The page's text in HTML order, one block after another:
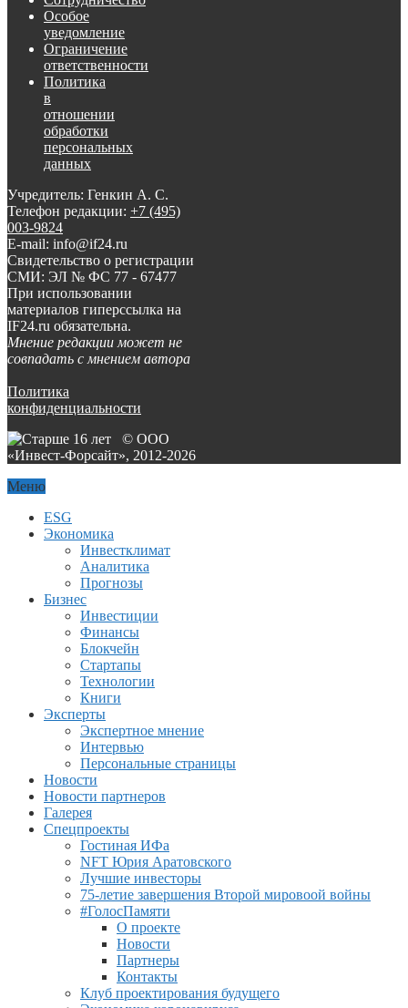
Особое
уведомление
Ограничение
ответственности
Политика
в
отношении
обработки
персональных
данных
Учредитель: Генкин А. С.
Телефон редакции: +7 (495)
003-9824
E-mail: info@if24.ru
Свидетельство о регистрации
СМИ: ЭЛ № ФС 77 - 67477
При использовании
материалов гиперссылка на
IF24.ru обязательна.
Мнение редакции может не
совпадать с мнением автора
Политика
конфиденциальности
© ООО
«Инвест-Форсайт», 2012-2026
Меню
ESG
Экономика
Инвестклимат
Аналитика
Прогнозы
Бизнес
Инвестиции
Финансы
Блокчейн
Стартапы
Технологии
Книги
Эксперты
Экспертное мнение
Интервью
Персональные страницы
Новости
Новости партнеров
Галерея
Спецпроекты
Гостиная ИФа
NFT Юрия Аратовского
Лучшие инвесторы
75-летие завершения Второй мировоой войны
#ГолосПамяти
О проекте
Новости
Партнеры
Контакты
Клуб проектирования будущего